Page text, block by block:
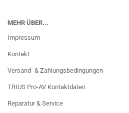
MEHR ÜBER...
Impressum
Kontakt
Versand- & Zahlungsbedingungen
TRIUS Pro-AV Kontaktdaten
Reparatur & Service